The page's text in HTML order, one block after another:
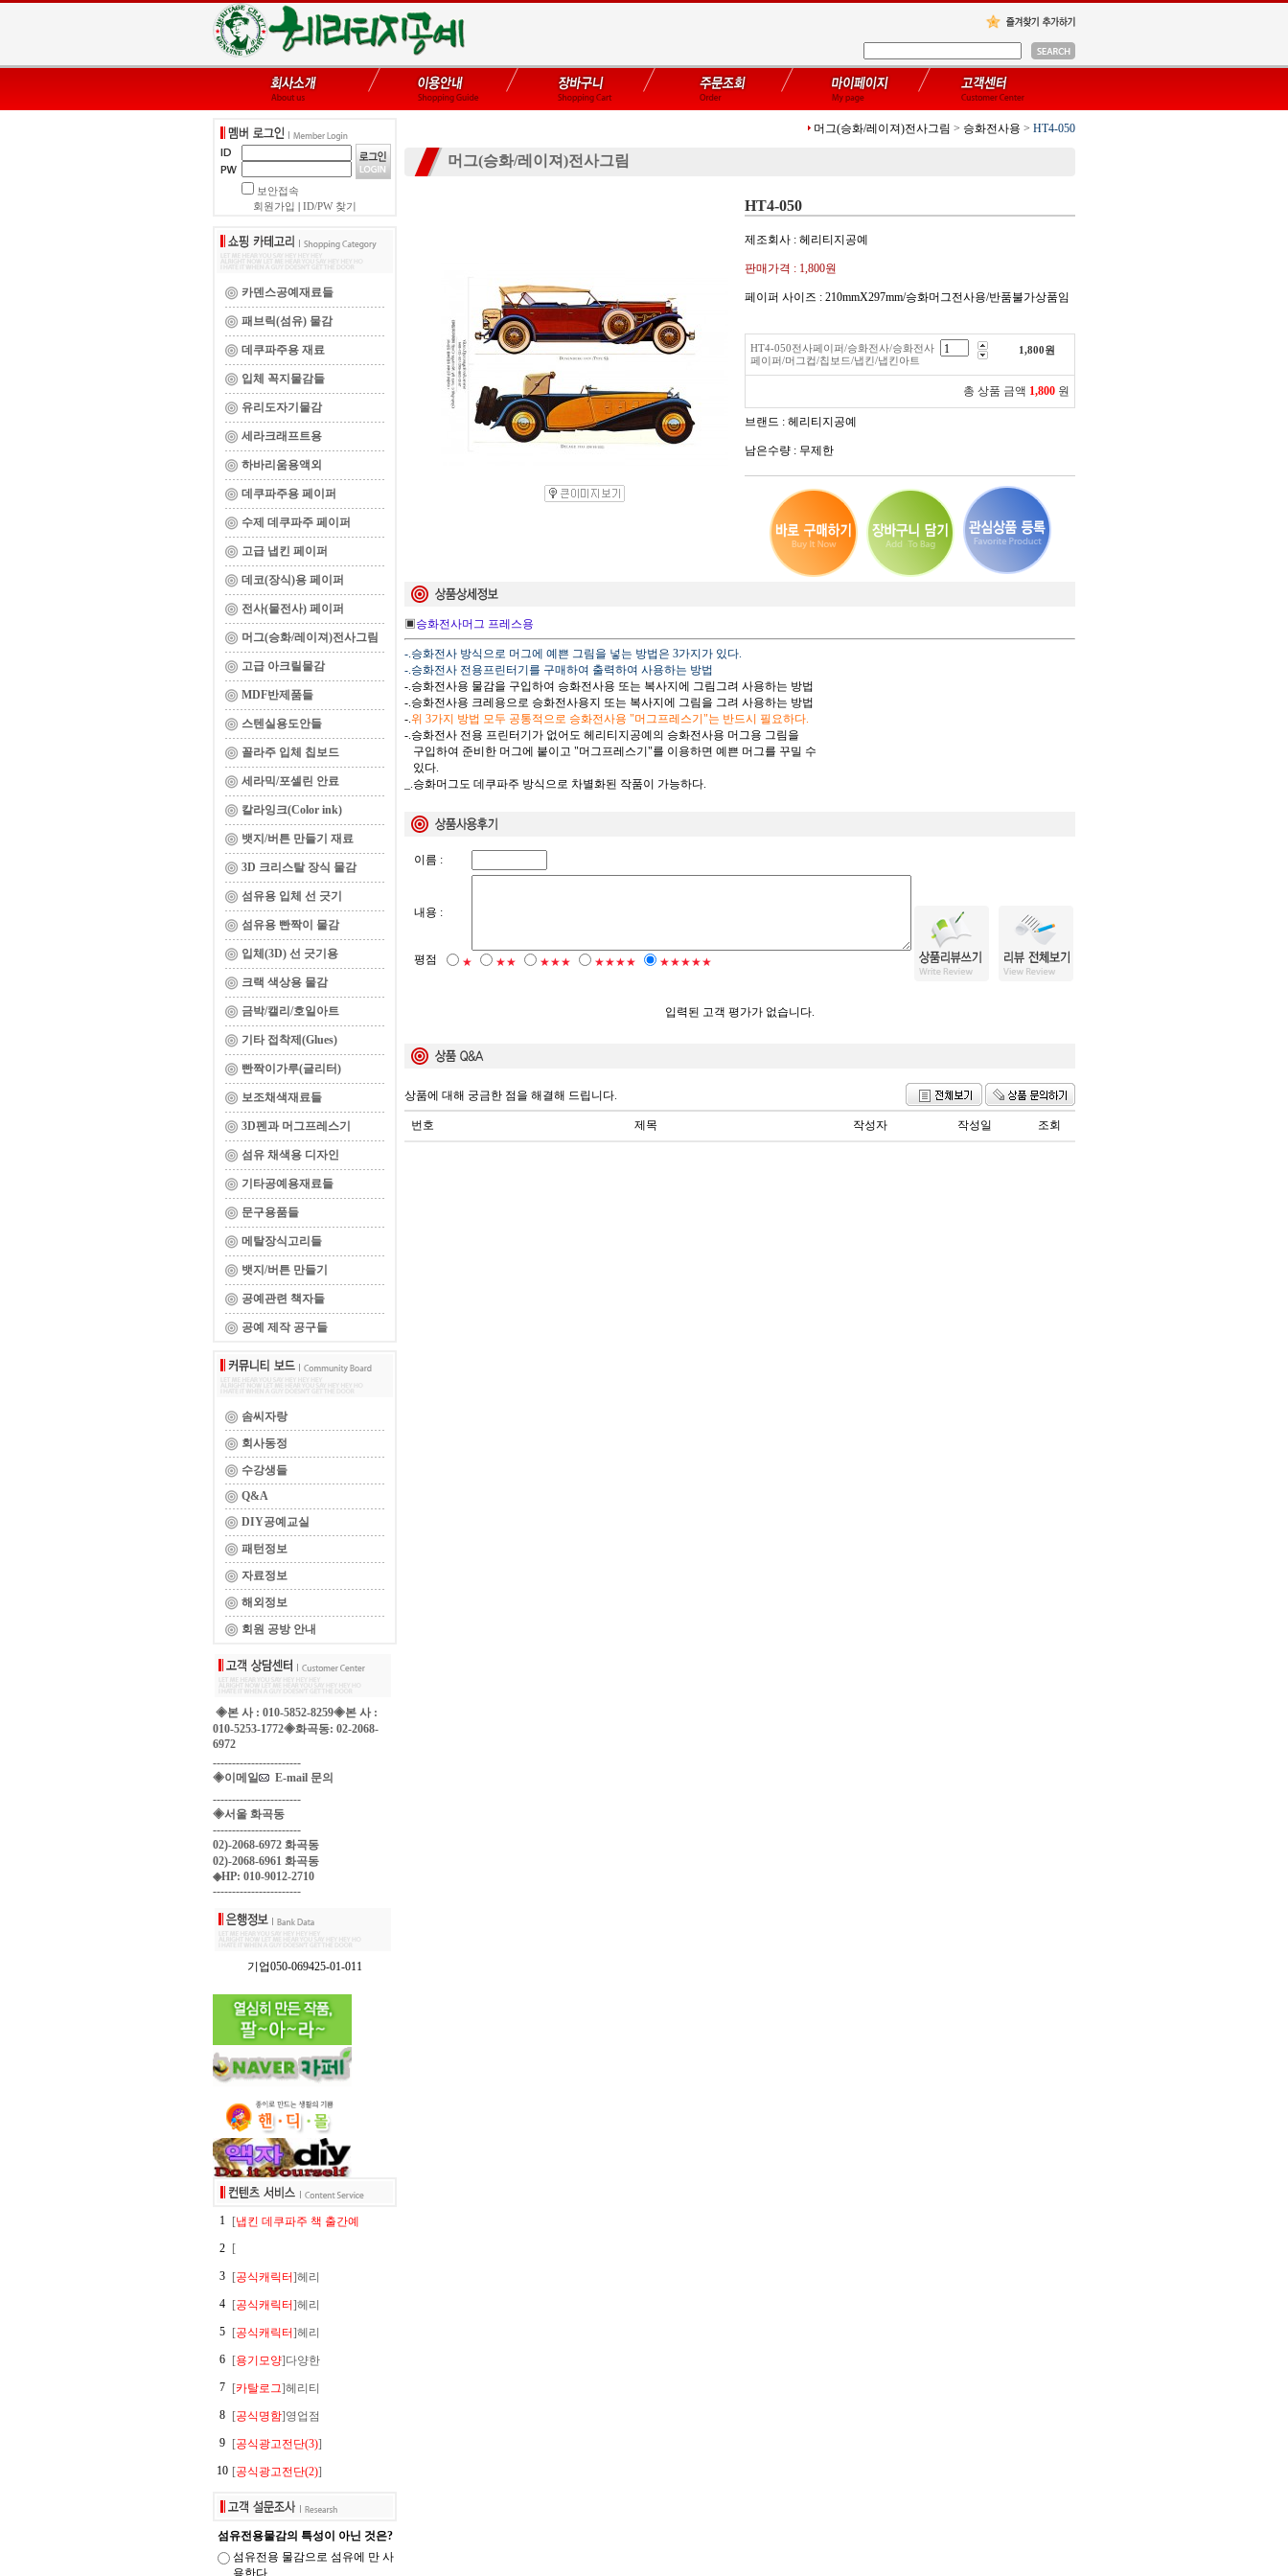
보안접속
회원가입
ID/PW 찾기
카덴스공예재료들
패브릭(섬유) 물감
데쿠파주용 재료
입체 꼭지물감들
유리도자기물감
세라크래프트용
하바리움용액외
데쿠파주용 페이퍼
수제 데쿠파주 페이퍼
고급 냅킨 페이퍼
데코(장식)용 페이퍼
전사(물전사) 페이퍼
머그(승화/레이져)전사그림
고급 아크릴물감
MDF반제품들
스텐실용도안들
꼴라주 입체 칩보드
세라믹/포셀린 안료
칼라잉크(Color ink)
뱃지/버튼 만들기 재료
3D 크리스탈 장식 물감
섬유용 입체 선 긋기
섬유용 빤짝이 물감
입체(3D) 선 긋기용
크랙 색상용 물감
금박/캘리/호일아트
기타 접착제(Glues)
빤짝이가루(글리터)
보조채색재료들
3D펜과 머그프레스기
섬유 채색용 디자인
기타공예용재료들
문구용품들
메탈장식고리들
뱃지/버튼 만들기
공예관련 책자들
공예 제작 공구들
솜씨자랑
회사동정
수강생들
Q&A
DIY공예교실
패턴정보
자료정보
해외정보
회원 공방 안내
◈본 사 : 010-5852-8259◈본 사 :
010-5253-1772◈화곡동: 02-2068-
6972
-----------------------
◈이메일
E-mail 문의
-----------------------
◈서울 화곡동
-----------------------
02)-2068-6972 화곡동
02)-2068-6961 화곡동
◈HP: 010-9012-2710
-----------------------
기업050-069425-01-011
1 [냅킨 데쿠파주 책 출간예
2
[
3 [공식캐릭터]헤리
4
[공식캐릭터]헤리
5
[공식캐릭터]헤리
6
[용기모양]다양한
7
[카탈로그]헤리티
8
[공식명함]영업점
9
[공식광고전단(3)]
10 [공식광고전단(2)]
섬유전용물감의 특성이 아닌 것은?
섬유전용 물감으로 섬유에 만 사
용한다.
머그(승화/레이져)전사그림 > 승화전사용 > HT4-050
머그(승화/레이져)전사그림
HT4-050
제조회사 : 헤리티지공예
판매가격 : 1,800원
페이퍼 사이즈 : 210mmX297mm/승화머그전사용/반품불가상품임
HT4-050전사페이퍼/승화전사/승화전사
페이퍼/머그컵/칩보드/냅킨/냅킨아트
1,800원
총 상품 금액 1,800 원
브랜드 : 헤리티지공예
남은수량 : 무제한
▣ 승화전사머그 프레스용
-.승화전사 방식으로 머그에 예쁜 그림을 넣는 방법은 3가지가 있다.
-.승화전사 전용프린터기를 구매하여 출력하여 사용하는 방법
-.승화전사용 물감을 구입하여 승화전사용 또는 복사지에 그림그려 사용하는 방법
-.승화전사용 크레용으로 승화전사용지 또는 복사지에 그림을 그려 사용하는 방법
-.위 3가지 방법 모두 공통적으로 승화전사용 "머그프레스기"는 반드시 필요하다.
-.승화전사 전용 프린터기가 없어도 헤리티지공예의 승화전사용 머그용 그림을
구입하여 준비한 머그에 붙이고 "머그프레스기"를 이용하면 예쁜 머그를 꾸밀 수
있다.
_.승화머그도 데쿠파주 방식으로 차별화된 작품이 가능하다.
이름 :
내용 :
평점 ★ ★★ ★★★ ★★★★ ★★★★★
입력된 고객 평가가 없습니다.
상품에 대해 궁금한 점을 해결해 드립니다.
번호 제목 작성자 작성일 조회